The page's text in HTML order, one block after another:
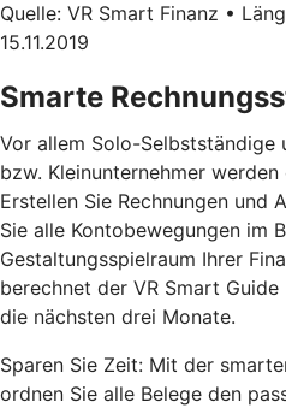
Quelle: VR Smart Finanz •
15.11.2019
Smarte
Vor allem Solo-Selbstständige
bzw. Kleinunternehmer
Erstellen Sie Rechnungen und
Sie alle Kontobewegungen im
Gestaltungsspielraum Ihrer
berechnet der VR Smart
die nächsten drei Monate.
Sparen Sie Zeit: Mit der
ordnen Sie alle Belege den